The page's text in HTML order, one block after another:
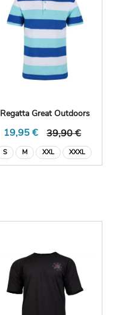
Regatta Great Outdoors
19,95 € 39,90 €
S M XXL XXXL